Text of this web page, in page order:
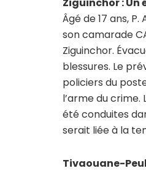
Âgé de 17 ans,
son camarade
Ziguinchor.
blessures. Le
policiers du
l’arme du
été conduites
serait liée à la
Tivaouane-